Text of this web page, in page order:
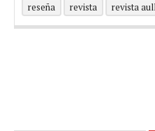
reseña
revista revista